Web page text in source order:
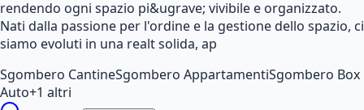
rendendo ogni spazio pi&ugrave; vivibile e organizzato.
Nati dalla passione per l'ordine e la gestione dello spazio, ci
siamo evoluti in una realt solida, ap
Sgombero CantineSgombero AppartamentiSgombero Box
Auto+1 altri